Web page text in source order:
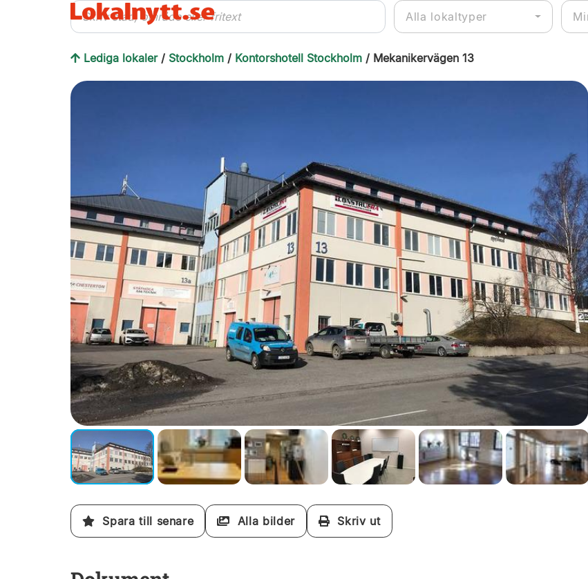
Alla lokaltyper
Lediga lokaler / Stockholm / Kontorshotell Stockholm / Mekanikervägen 13
Spara till senare Alla bilder Skriv ut